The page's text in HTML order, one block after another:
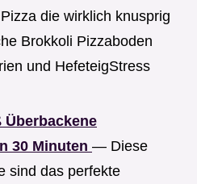
die wirklich knusprig
Brokkoli Pizzaboden
und HefeteigStress
Überbackene
30 Minuten — Diese
sind das perfekte